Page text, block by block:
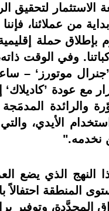
الاستثمار
من عملائنا،
بإطلاق حملة
وفي الوقت
موتورز‘ –
مع عودة
والرائدة
الأيدي،
نخدمه."
النهج الذي يضع
المنطقة
المحدَّدة، وتوفير